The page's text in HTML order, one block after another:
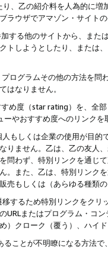
、乙の紹介料を人為的に
ラウザでアマゾン・サイト
する他のサイトから、ま
トしようとしたり、または
ログラムその他の方法を
はなりません。
め度（star rating）を、全
やおすすめ度へのリンクを
もしくは企業の使用が目
りません。乙は、乙の友人
問わず、特別リンクを通じ
。また、乙は、特別リンク
売もしくは（あらゆる種類
するため特別リンクをク
URLまたはプログラム・コ
）クローク（覆う）、ハイ
ことが不明瞭になる方法